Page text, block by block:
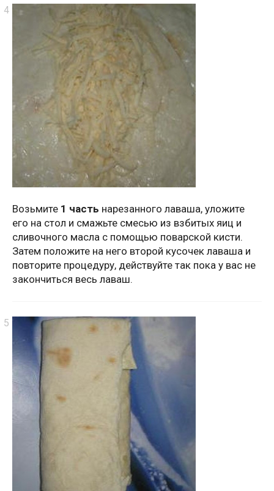
Возьмите 1 часть нарезанного лаваша, уложите
его на стол и смажьте смесью из взбитых яиц и
сливочного масла с помощью поварской кисти.
Затем положите на него второй кусочек лаваша и
повторите процедуру, действуйте так пока у вас не
закончиться весь лаваш.